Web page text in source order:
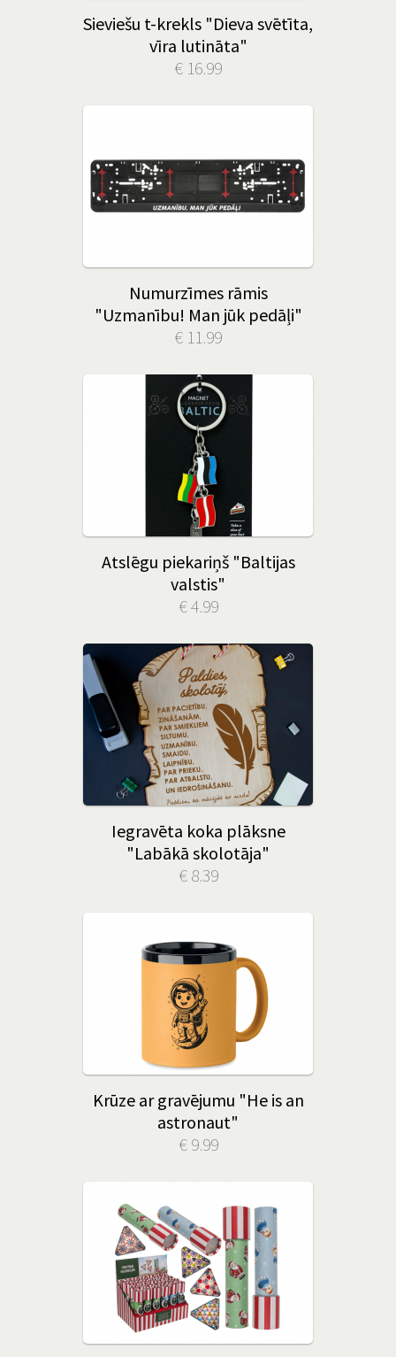
Sieviešu t-krekls "Dieva svētīta,
vīra lutināta"
€ 16.99
Numurzīmes rāmis
"Uzmanību! Man jūk pedāļi"
€ 11.99
Atslēgu piekariņš "Baltijas
valstis"
€ 4.99
Iegravēta koka plāksne
"Labākā skolotāja"
€ 8.39
Krūze ar gravējumu "He is an
astronaut"
€ 9.99